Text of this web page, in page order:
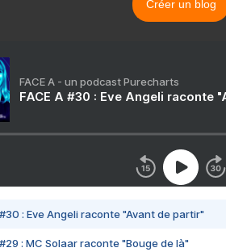
Créer un blog
FACE A - un podcast Purecharts
FACE A #30 : Eve Angeli raconte
#30 : Eve Angeli raconte "Avant de partir"
#29 : MC Solaar raconte "Bouge de là"